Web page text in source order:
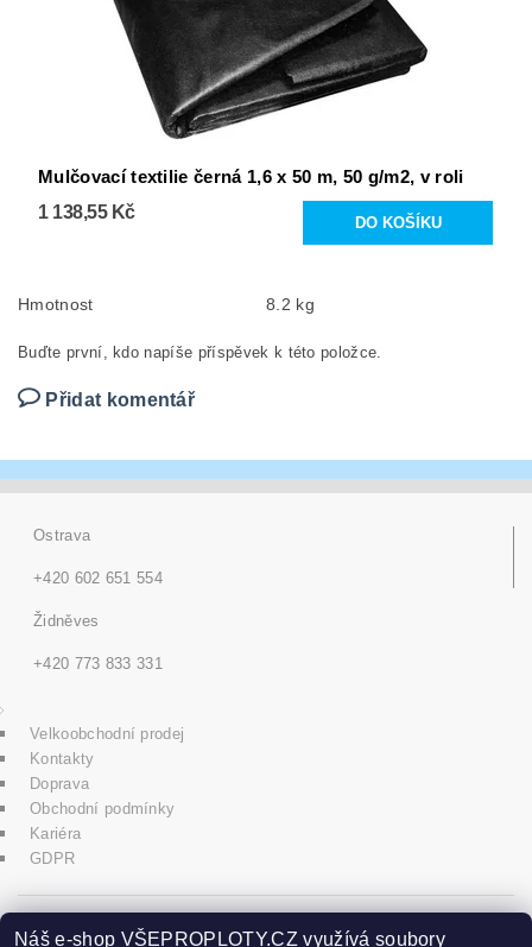
Mulčovací textilie černá 1,6 x 50 m, 50 g/m2, v roli
1 138,55 Kč
Hmotnost 8.2 kg
Buďte první, kdo napíše příspěvek k této položce.
Přidat komentář
Ostrava
+420 602 651 554
Židněves
+420 773 833 331
Velkoobchodní prodej
Kontakty
Doprava
Obchodní podmínky
Kariéra
GDPR
icons8.com
Náš e-shop VŠEPROPLOTY.CZ využívá soubory